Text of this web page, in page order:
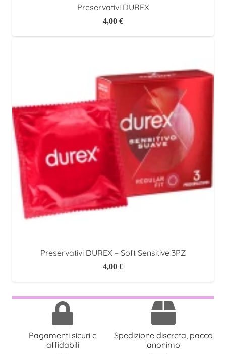
Preservativi DUREX
4,00 €
Preservativi DUREX – Soft Sensitive 3PZ
4,00 €
Pagamenti sicuri e
affidabili
Spedizione discreta, pacco
anonimo